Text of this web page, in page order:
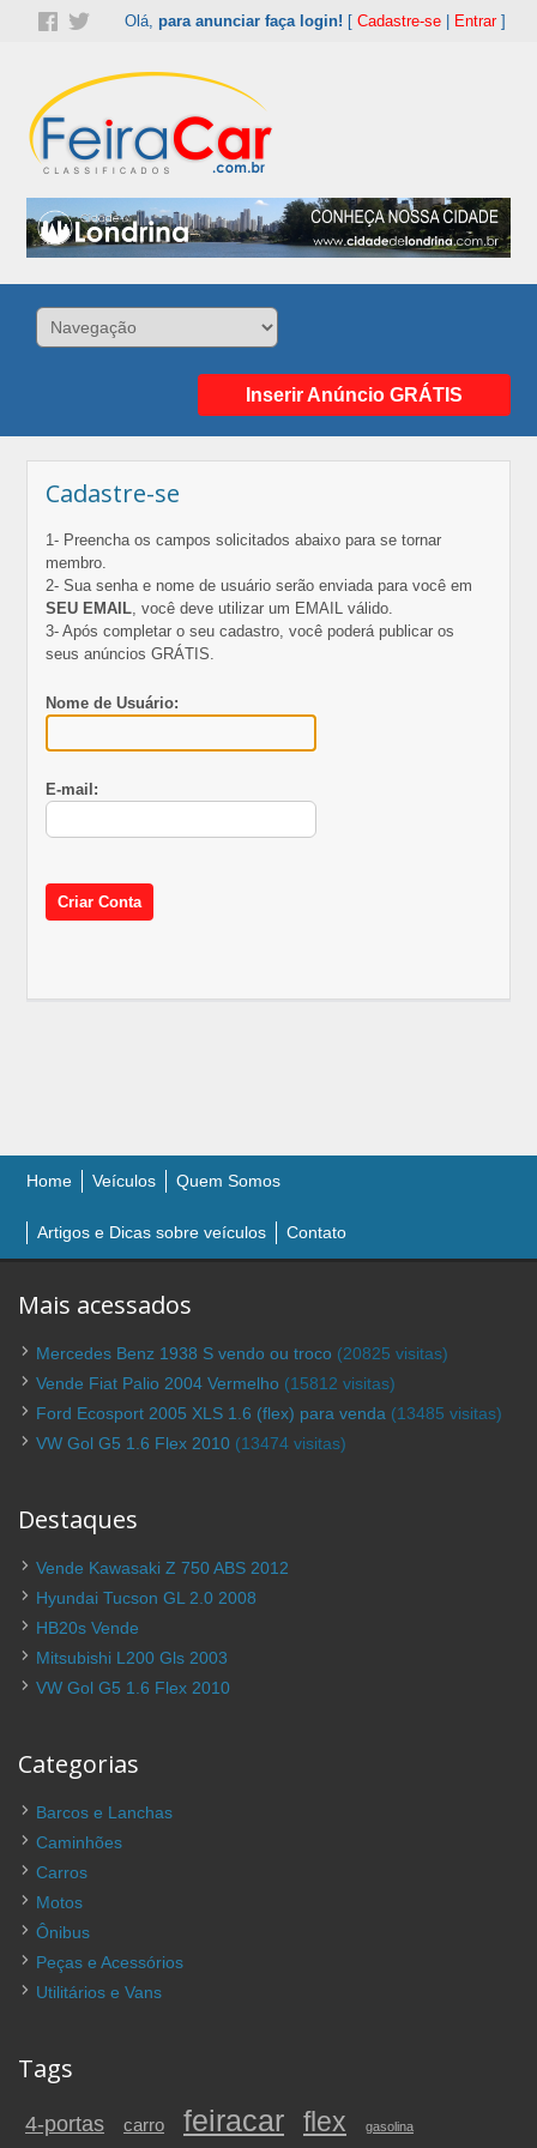
Olá, para anunciar faça login! [ Cadastre-se| Entrar]
Inserir Anúncio GRÁTIS
Cadastre-se
1- Preencha os campos solicitados abaixo para se tornar
membro.
2- Sua senha e nome de usuário serão enviada para você em
SEU EMAIL, você deve utilizar um EMAIL válido.
3- Após completar o seu cadastro, você poderá publicar os
seus anúncios GRÁTIS.
Nome de Usuário:
E-mail:
Home Veículos Quem Somos
Artigos e Dicas sobre veículos Contato
Mais acessados
Mercedes Benz 1938 S vendo ou troco (20825 visitas)
Vende Fiat Palio 2004 Vermelho (15812 visitas)
Ford Ecosport 2005 XLS 1.6 (flex) para venda (13485 visitas)
VW Gol G5 1.6 Flex 2010 (13474 visitas)
Destaques
Vende Kawasaki Z 750 ABS 2012
Hyundai Tucson GL 2.0 2008
HB20s Vende
Mitsubishi L200 Gls 2003
VW Gol G5 1.6 Flex 2010
Categorias
Barcos e Lanchas
Caminhões
Carros
Motos
Ônibus
Peças e Acessórios
Utilitários e Vans
Tags
4-portas carro feiracar flex gasolina